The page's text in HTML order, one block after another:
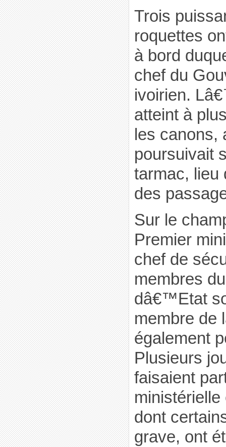
Trois
roquettes
à bord
chef du
ivoirien.
atteint à
les
poursuivait
tarmac, lieu
des
Sur le
Premier
chef de
membres
dâ€™Etat
membre de
également
Plusieurs
faisaient
dont
grave, ont